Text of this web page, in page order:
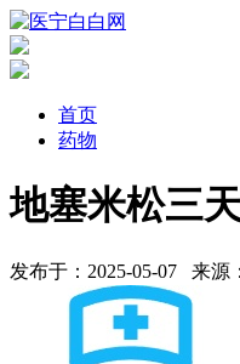
首页
药物
地塞米松三
发布于：2025-05-07 来源：